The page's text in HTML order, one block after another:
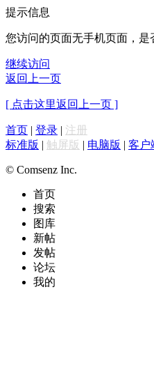
提示信息
您访问的页面无手机页面，是
继续访问
返回上一页
[ 点击这里返回上一页 ]
首页 | 登录 | 注册
标准版 | 触屏版 | 电脑版 | 客户
© Comsenz Inc.
首页
搜索
图库
新帖
发帖
论坛
我的